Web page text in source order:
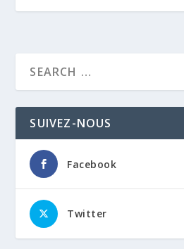
SUIVEZ-NOUS
Facebook
Twitter